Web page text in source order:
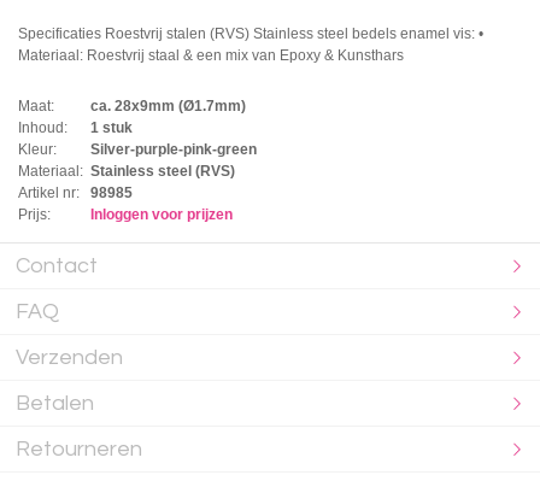
Specificaties Roestvrij stalen (RVS) Stainless steel bedels enamel vis: •
Materiaal: Roestvrij staal & een mix van Epoxy & Kunsthars
Maat:
ca. 28x9mm (Ø1.7mm)
Inhoud:
1 stuk
Kleur:
Silver-purple-pink-green
Materiaal: Stainless steel (RVS)
Artikel nr:
98985
Prijs:
Inloggen voor prijzen
Contact
FAQ
Verzenden
Betalen
Retourneren